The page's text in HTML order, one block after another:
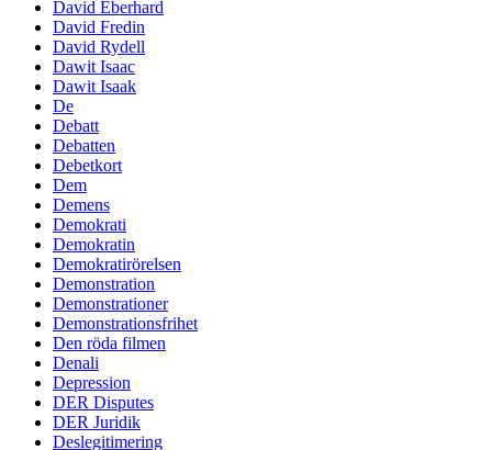
David Eberhard
David Fredin
David Rydell
Dawit Isaac
Dawit Isaak
De
Debatt
Debatten
Debetkort
Dem
Demens
Demokrati
Demokratin
Demokratirörelsen
Demonstration
Demonstrationer
Demonstrationsfrihet
Den röda filmen
Denali
Depression
DER Disputes
DER Juridik
Deslegitimering